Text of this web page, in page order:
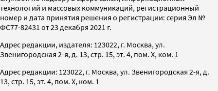
технологий и массовых коммуникаций, регистрационный
номер и дата принятия решения о регистрации: серия Эл №
ФС77-82431 от 23 декабря 2021 г.
Адрес редакции, издателя: 123022, г. Москва, ул.
Звенигородская 2-я, д. 13, стр. 15, эт. 4, пом. X, ком. 1
Адрес редакции: 123022, г. Москва, ул. Звенигородская 2-я, д.
13, стр. 15, эт. 4, пом. X, ком. 1